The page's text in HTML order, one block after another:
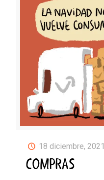
18 diciembre, 2021
COMPRAS